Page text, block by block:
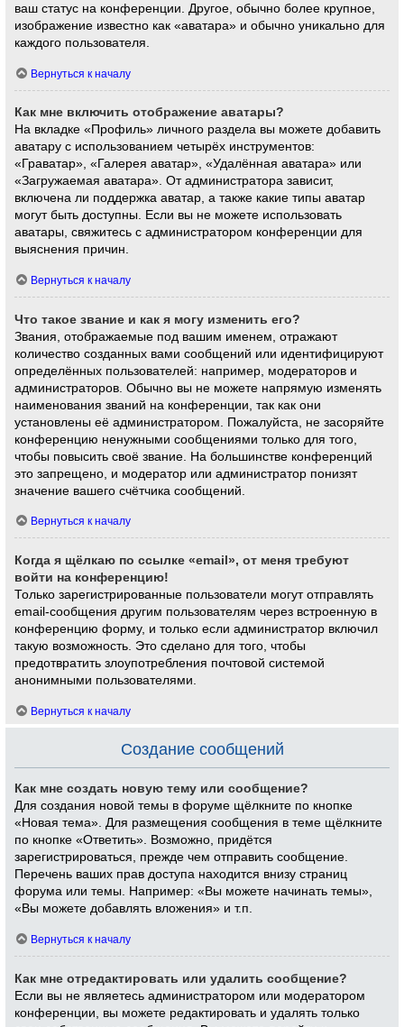
ваш статус на конференции. Другое, обычно более крупное,
изображение известно как «аватара» и обычно уникально для
каждого пользователя.
Вернуться к началу
Как мне включить отображение аватары?
На вкладке «Профиль» личного раздела вы можете добавить
аватару с использованием четырёх инструментов:
«Граватар», «Галерея аватар», «Удалённая аватара» или
«Загружаемая аватара». От администратора зависит,
включена ли поддержка аватар, а также какие типы аватар
могут быть доступны. Если вы не можете использовать
аватары, свяжитесь с администратором конференции для
выяснения причин.
Вернуться к началу
Что такое звание и как я могу изменить его?
Звания, отображаемые под вашим именем, отражают
количество созданных вами сообщений или идентифицируют
определённых пользователей: например, модераторов и
администраторов. Обычно вы не можете напрямую изменять
наименования званий на конференции, так как они
установлены её администратором. Пожалуйста, не засоряйте
конференцию ненужными сообщениями только для того,
чтобы повысить своё звание. На большинстве конференций
это запрещено, и модератор или администратор понизят
значение вашего счётчика сообщений.
Вернуться к началу
Когда я щёлкаю по ссылке «email», от меня требуют
войти на конференцию!
Только зарегистрированные пользователи могут отправлять
email-сообщения другим пользователям через встроенную в
конференцию форму, и только если администратор включил
такую возможность. Это сделано для того, чтобы
предотвратить злоупотребления почтовой системой
анонимными пользователями.
Вернуться к началу
Создание сообщений
Как мне создать новую тему или сообщение?
Для создания новой темы в форуме щёлкните по кнопке
«Новая тема». Для размещения сообщения в теме щёлкните
по кнопке «Ответить». Возможно, придётся
зарегистрироваться, прежде чем отправить сообщение.
Перечень ваших прав доступа находится внизу страниц
форума или темы. Например: «Вы можете начинать темы»,
«Вы можете добавлять вложения» и т.п.
Вернуться к началу
Как мне отредактировать или удалить сообщение?
Если вы не являетесь администратором или модератором
конференции, вы можете редактировать и удалять только